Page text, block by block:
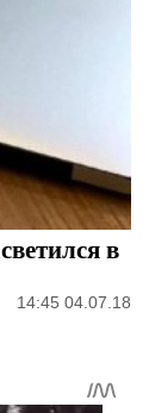
в
14:45 04.07.18